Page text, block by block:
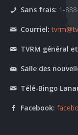
Sans frais: 1-
Courriel:
TVRM général
Salle des
Télé-Bingo
Facebook: